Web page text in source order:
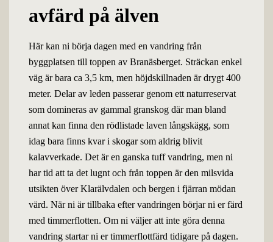
avfärd på älven
Här kan ni börja dagen med en vandring från
byggplatsen till toppen av Branäsberget. Sträckan enkel
väg är bara ca 3,5 km, men höjdskillnaden är drygt 400
meter. Delar av leden passerar genom ett naturreservat
som domineras av gammal granskog där man bland
annat kan finna den rödlistade laven långskägg, som
idag bara finns kvar i skogar som aldrig blivit
kalavverkade. Det är en ganska tuff vandring, men ni
har tid att ta det lugnt och från toppen är den milsvida
utsikten över Klarälvdalen och bergen i fjärran mödan
värd. När ni är tillbaka efter vandringen börjar ni er färd
med timmerflotten. Om ni väljer att inte göra denna
vandring startar ni er timmerflottfärd tidigare på dagen.